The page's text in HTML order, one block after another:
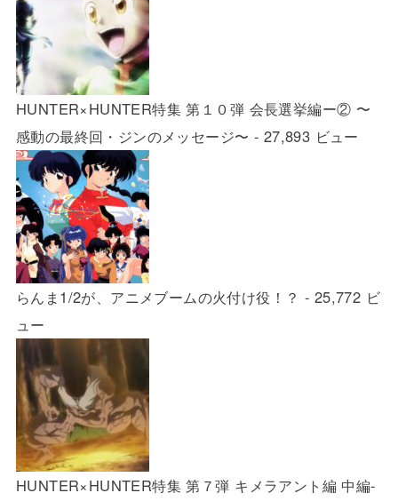
HUNTER×HUNTER特集 第１０弾 会長選挙編ー② 〜
感動の最終回・ジンのメッセージ〜 - 27,893 ビュー
らんま1/2が、アニメブームの火付け役！？ - 25,772 ビ
ュー
HUNTER×HUNTER特集 第７弾 キメラアント編 中編-